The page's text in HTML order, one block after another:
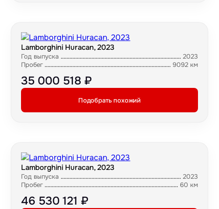
Lamborghini Huracan, 2023
Год выпуска
2023
Пробег
9092 км
35 000 518 ₽
Подобрать похожий
Lamborghini Huracan, 2023
Год выпуска
2023
Пробег
60 км
46 530 121 ₽